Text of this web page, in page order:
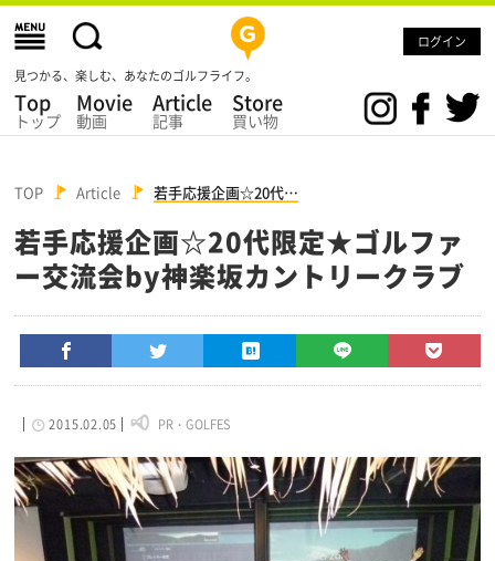
ログイン
見つかる、楽しむ、あなたのゴルフライフ。
Top
トップ
Movie
動画
Article
記事
Store
買い物
TOP Article 若手応援企画☆20代…
若手応援企画☆20代限定★ゴルファ
ー交流会by神楽坂カントリークラブ
2015.02.05 PR・GOLFES